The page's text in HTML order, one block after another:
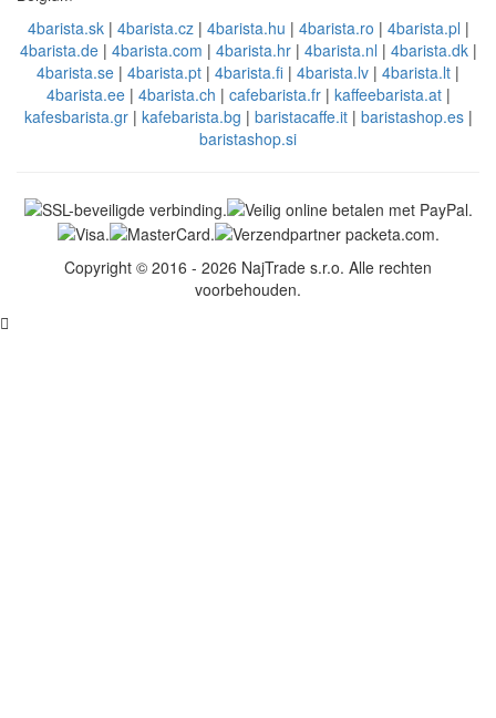
4barista.sk| 4barista.cz| 4barista.hu | 4barista.ro | 4barista.pl |
4barista.de| 4barista.com | 4barista.hr| 4barista.nl | 4barista.dk|
4barista.se | 4barista.pt | 4barista.fi | 4barista.lv | 4barista.lt |
4barista.ee| 4barista.ch | cafebarista.fr| kaffeebarista.at|
kafesbarista.gr| kafebarista.bg | baristacaffe.it| baristashop.es|
baristashop.si
Copyright © 2016 - 2026 NajTrade s.r.o. Alle rechten
voorbehouden.